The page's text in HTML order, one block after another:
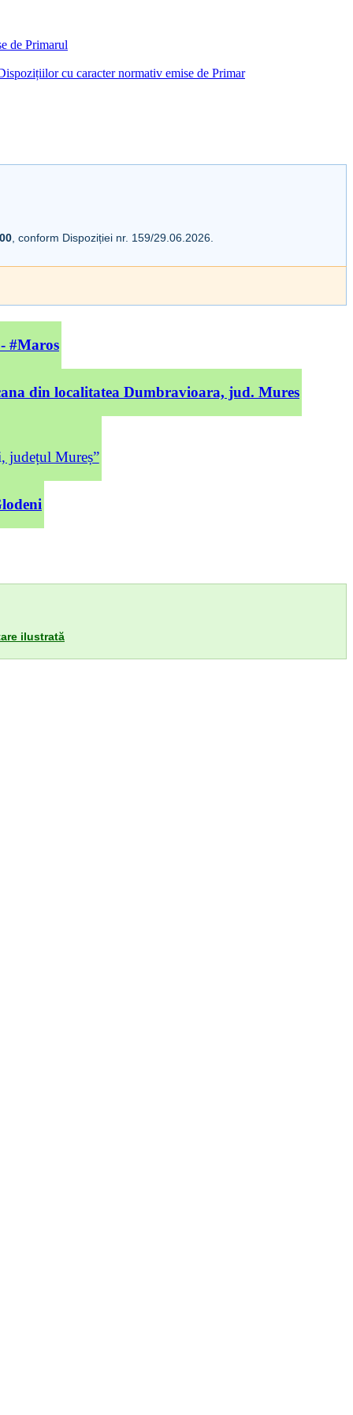
de Primarul
cu caracter normativ emise de Primar
, conform Dispoziției nr. 159/29.06.2026.
#Maros
din localitatea Dumbravioara, jud. Mures
județul Mureș”
ilustrată